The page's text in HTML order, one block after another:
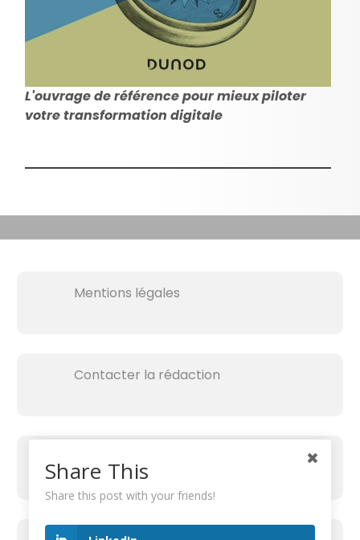
L'ouvrage de référence pour mieux piloter
votre transformation digitale
Mentions légales
Contacter la rédaction
Share This
Share this post with your friends!